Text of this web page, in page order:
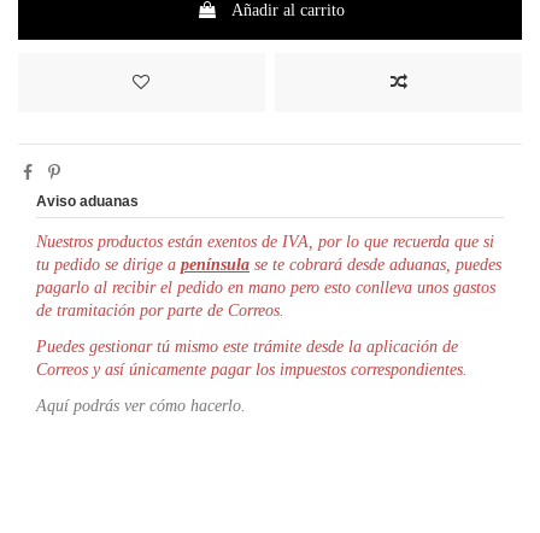
Añadir al carrito
Aviso aduanas
Nuestros productos están exentos de IVA, por lo que recuerda que si
tu pedido se dirige a península se te cobrará desde aduanas, puedes
pagarlo al recibir el pedido en mano pero esto conlleva unos gastos
de tramitación por parte de Correos.
Puedes gestionar tú mismo este trámite desde la aplicación de
Correos y así únicamente pagar los impuestos correspondientes.
Aquí podrás ver cómo hacerlo.